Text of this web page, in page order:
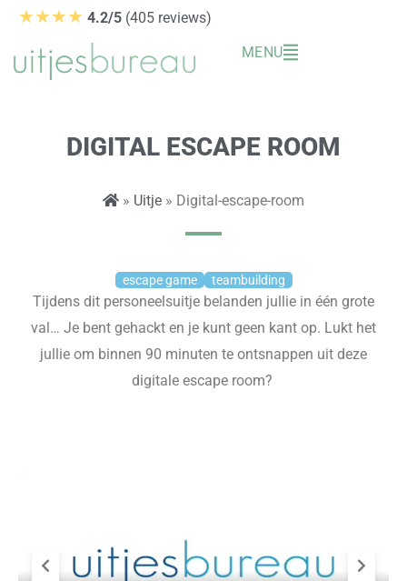
de
★★★★ 4.2/5 (405 reviews)
MENU
DIGITAL ESCAPE ROOM
» Uitje » Digital-escape-room
escape game teambuilding
Tijdens dit personeelsuitje belanden jullie in één grote
val… Je bent gehackt en je kunt geen kant op. Lukt het
jullie om binnen 90 minuten te ontsnappen uit deze
digitale escape room?